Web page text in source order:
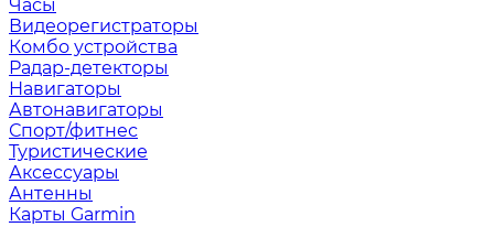
Часы
Видеорегистраторы
Комбо устройства
Радар-детекторы
Навигаторы
Автонавигаторы
Спорт/фитнес
Туристические
Аксессуары
Антенны
Карты Garmin